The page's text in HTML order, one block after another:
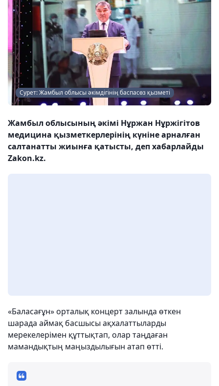
Сурет: Жамбыл облысы әкімдігінің баспасөз қызметі
Жамбыл облысының әкімі Нұржан Нұржігітов
медицина қызметкерлерінің күніне арналған
салтанатты жиынға қатысты, деп хабарлайды
Zakon.kz.
«Баласағұн» орталық концерт залында өткен
шарада аймақ басшысы ақхалаттыларды
мерекелерімен құттықтап, олар таңдаған
мамандықтың маңыздылығын атап өтті.